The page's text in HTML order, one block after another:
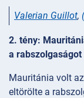
Valerian Guillot,
2. tény:
a rabszolgaságot
Mauritánia volt
eltörölte a